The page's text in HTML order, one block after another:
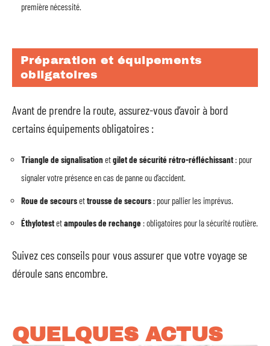
première nécessité.
Préparation et équipements
obligatoires
Avant de prendre la route, assurez-vous d’avoir à bord
certains équipements obligatoires :
Triangle de signalisationetgilet de sécurité rétro-réfléchissant : pour
signaler votre présence en cas de panne ou d’accident.
Roue de secoursettrousse de secours : pour pallier les imprévus.
Éthylotestetampoules de rechange : obligatoires pour la sécurité routière.
Suivez ces conseils pour vous assurer que votre voyage se
déroule sans encombre.
QUELQUES ACTUS